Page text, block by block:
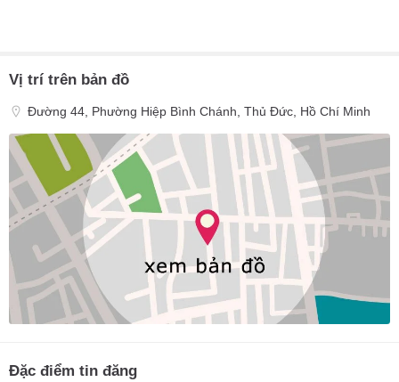
Vị trí trên bản đồ
Đường 44, Phường Hiệp Bình Chánh, Thủ Đức, Hồ Chí Minh
Đặc điểm tin đăng